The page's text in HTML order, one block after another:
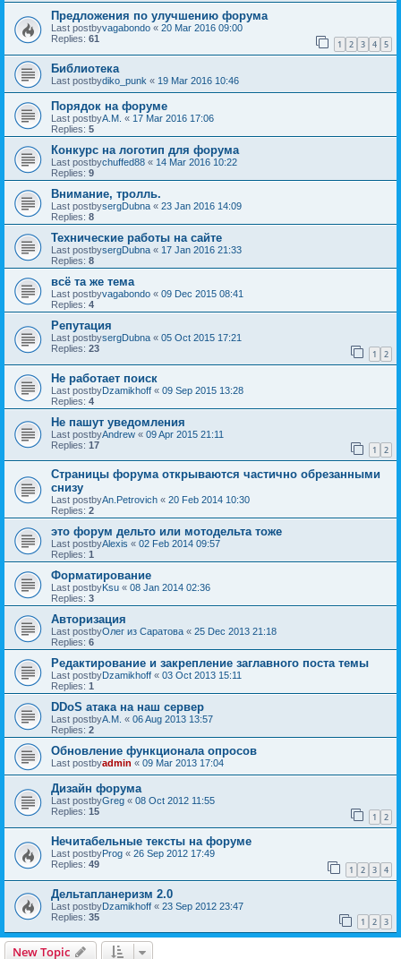
Предложения по улучшению форума
Last postbyvagabondo « 20 Mar 2016 09:00
Replies: 61 1 2 3 4 5
Библиотека
Last postbydiko_punk « 19 Mar 2016 10:46
Порядок на форуме
Last postbyA.M. « 17 Mar 2016 17:06
Replies: 5
Конкурс на логотип для форума
Last postbychuffed88 « 14 Mar 2016 10:22
Replies: 9
Внимание, тролль.
Last postbysergDubna « 23 Jan 2016 14:09
Replies: 8
Технические работы на сайте
Last postbysergDubna « 17 Jan 2016 21:33
Replies: 8
всё та же тема
Last postbyvagabondo « 09 Dec 2015 08:41
Replies: 4
Репутация
Last postbysergDubna « 05 Oct 2015 17:21
Replies: 23 1 2
Не работает поиск
Last postbyDzamikhoff « 09 Sep 2015 13:28
Replies: 4
Не пашут уведомления
Last postbyAndrew « 09 Apr 2015 21:11
Replies: 17 1 2
Страницы форума открываются частично обрезанными
снизу
Last postbyAn.Petrovich « 20 Feb 2014 10:30
Replies: 2
это форум дельто или мотодельта тоже
Last postbyAlexis « 02 Feb 2014 09:57
Replies: 1
Форматирование
Last postbyKsu « 08 Jan 2014 02:36
Replies: 3
Авторизация
Last postbyОлег из Саратова « 25 Dec 2013 21:18
Replies: 6
Редактирование и закрепление заглавного поста темы
Last postbyDzamikhoff « 03 Oct 2013 15:11
Replies: 1
DDoS атака на наш сервер
Last postbyA.M. « 06 Aug 2013 13:57
Replies: 2
Обновление функционала опросов
Last postbyadmin « 09 Mar 2013 17:04
Дизайн форума
Last postbyGreg « 08 Oct 2012 11:55
Replies: 15 1 2
Нечитабельные тексты на форуме
Last postbyProg « 26 Sep 2012 17:49
Replies: 49 1 2 3 4
Дельтапланеризм 2.0
Last postbyDzamikhoff « 23 Sep 2012 23:47
Replies: 35 1 2 3
New Topic